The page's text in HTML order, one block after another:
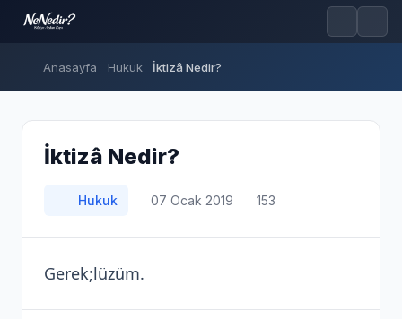
Anasayfa Hukuk İktizâ Nedir?
İktizâ Nedir?
Hukuk 07 Ocak 2019 153
Gerek;lüzüm.